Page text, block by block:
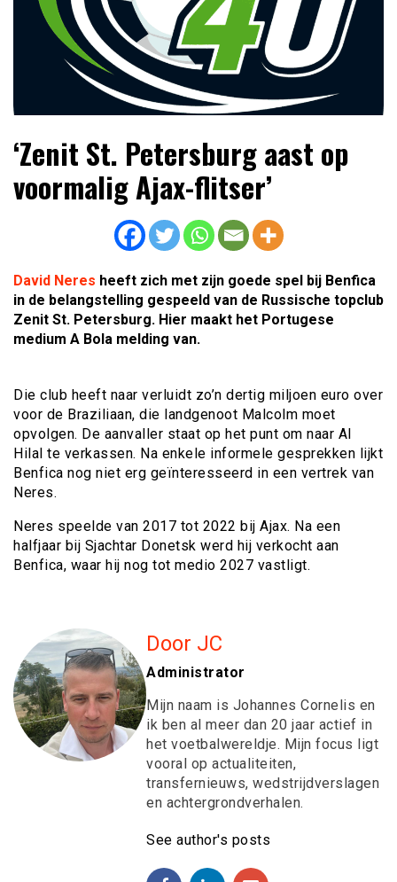
Voetbal4U.com Voetbalnieuws |
Transfers, Eredivisie &
Internationaal voetbal |
transferupdates, analyses en achtergronden over clubs,
spelers en competities uit binnen- en buitenland.
‘Zenit St. Petersburg aast op
voormalig Ajax-flitser’
David Neres heeft zich met zijn goede spel bij Benfica
in de belangstelling gespeeld van de Russische topclub
Zenit St. Petersburg. Hier maakt het Portugese
medium A Bola melding van.
Die club heeft naar verluidt zo’n dertig miljoen euro over
voor de Braziliaan, die landgenoot Malcolm moet
opvolgen. De aanvaller staat op het punt om naar Al
Hilal te verkassen. Na enkele informele gesprekken lijkt
Benfica nog niet erg geïnteresseerd in een vertrek van
Neres.
Neres speelde van 2017 tot 2022 bij Ajax. Na een
halfjaar bij Sjachtar Donetsk werd hij verkocht aan
Benfica, waar hij nog tot medio 2027 vastligt.
Door JC
Administrator
Mijn naam is Johannes Cornelis en
ik ben al meer dan 20 jaar actief in
het voetbalwereldje. Mijn focus ligt
vooral op actualiteiten,
transfernieuws, wedstrijdverslagen
en achtergrondverhalen.
See author's posts